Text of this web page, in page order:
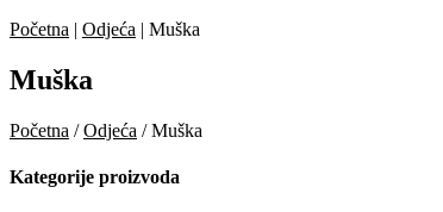
Početna | Odjeća | Muška
Muška
Početna /Odjeća / Muška
Kategorije proizvoda